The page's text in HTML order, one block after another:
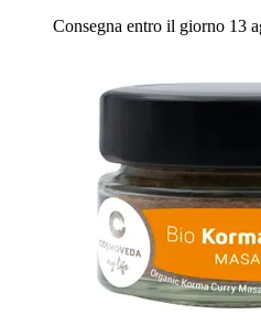
Consegna entro il giorno 13